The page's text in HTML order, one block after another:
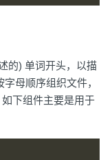
的) 单词开头，以描
母顺序组织文件，
下组件主要是用于